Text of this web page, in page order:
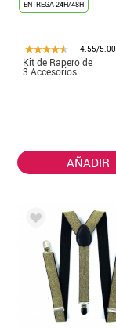
ENTREGA 24H/48H
4.55/5.00
Kit de Rapero de
3 Accesorios
AÑADIR